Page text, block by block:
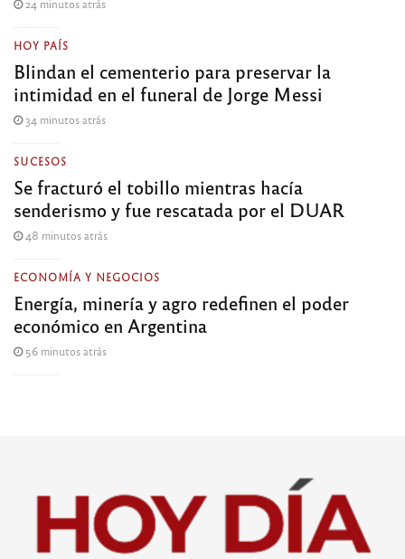
24 minutos atrás
HOY PAÍS
Blindan el cementerio para preservar la
intimidad en el funeral de Jorge Messi
34 minutos atrás
SUCESOS
Se fracturó el tobillo mientras hacía
senderismo y fue rescatada por el DUAR
48 minutos atrás
ECONOMÍA Y NEGOCIOS
Energía, minería y agro redefinen el poder
económico en Argentina
56 minutos atrás